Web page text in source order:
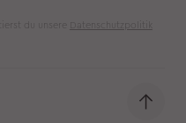
du unsere Datenschutzpolitik